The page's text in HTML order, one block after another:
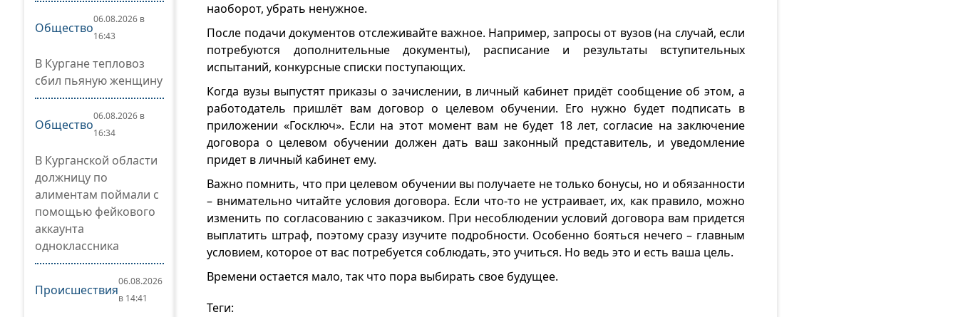
Общество
06.08.2026 в
16:43
В Кургане тепловоз
сбил пьяную женщину
Общество
06.08.2026 в
16:34
В Курганской области
должницу по
алиментам поймали с
помощью фейкового
аккаунта
одноклассника
Происшествия
06.08.2026
в 14:41
наоборот, убрать ненужное.
После подачи документов отслеживайте важное. Например, запросы от вузов (на случай, если
потребуются дополнительные документы), расписание и результаты вступительных
испытаний, конкурсные списки поступающих.
Когда вузы выпустят приказы о зачислении, в личный кабинет придёт сообщение об этом, а
работодатель пришлёт вам договор о целевом обучении. Его нужно будет подписать в
приложении «Госключ». Если на этот момент вам не будет 18 лет, согласие на заключение
договора о целевом обучении должен дать ваш законный представитель, и уведомление
придет в личный кабинет ему.
Важно помнить, что при целевом обучении вы получаете не только бонусы, но и обязанности
– внимательно читайте условия договора. Если что-то не устраивает, их, как правило, можно
изменить по согласованию с заказчиком. При несоблюдении условий договора вам придется
выплатить штраф, поэтому сразу изучите подробности. Особенно бояться нечего – главным
условием, которое от вас потребуется соблюдать, это учиться. Но ведь это и есть ваша цель.
Времени остается мало, так что пора выбирать свое будущее.
Теги: